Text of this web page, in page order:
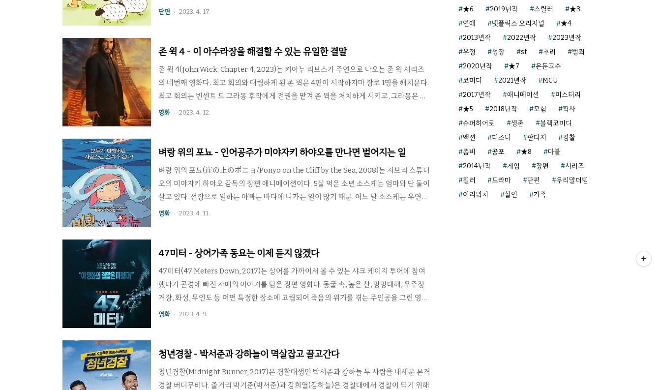
★6 2019년작 스릴러
★3
연애
넷플릭스 오리지널
★4
2013년작
2022년작
2023년작
우정
성장 sf 추리
범죄
2020년작
★7
은둔고수
코미디
2021년작
MCU
2017년작
애니메이션
미스터리
★5
2018년작 모험
픽사
슈퍼히어로
생존
블랙코미디
액션
디즈니 판타지
경찰
좀비
공포 ★8
마블
2014년작
게임 장편
시리즈
킬러
드라마 단편
우리말더빙
이리워치
살인 가족
지내려는 개에게 조금씩 마음을 열게 되는 양들. 그러나 여기에는 어마어마한 반전이 기다리
직전까지 개와 양들의 우정쌓기로 보이도록 이야기를 끌고 가고 있지만 결말을 보고 놀란 관
단편 2023. 4. 17.
존 윅 4 - 이 아수라장을 해결할 수 있는 유일한 결말
존 윅 4(John Wick: Chapter 4, 2023)는 키아누 리브스가 주연으로 나오는 존 윅 시리즈
의 네번째 영화다. 최고 회의와 대립하게 된 존 윅은 4편이 시작하자마 장로 1명을 해치운다.
최고 회의는 빈센트 드 그라몽 후작에게 전권을 맡겨 존 윅을 처치하게 시키고, 그라몽은 존
윅 주변의 인물들을 이용하여 그를 압박해 나간다. 그나마 남아있던 친구들도 희생되기 시작
이번에도 정말 악당들을 많이 죽이고 또 죽이고 또 죽인다. 존 윅 또한 마지막에 죽은 걸로 처
영화 2023. 4. 12.
벼랑 위의 포뇨 - 인어공주가 미야자키 하야오를 만나면 벌어지는 일
벼랑 위의 포뇨(崖の上のポニョ/Ponyo on the Cliff by the Sea, 2008)는 지브리 스튜디
오의 미야자키 하야오 감독의 장편 애니메이션이다. 5살 먹은 소년 소스케는 엄마와 단 둘이
살고 있다. 선장으로 일하는 아빠는 바다에 나가는 일이 많기 때문. 어느 날 소스케는 우연히
사람을 닮은 물고기를 구해주고 포뇨라는 이름을 붙인다. 그런데 포뇨는 보통 물고기가 아니
속한다는게 과연 합당한 일이냐를 제쳐두고 보면 지브리의 아름다운 그림체와 유려한 음악
영화 2023. 4. 11.
47미터 - 상어가족 동요는 이제 듣지 않겠다
47미터(47 Meters Down, 2017)는 상어를 가까이서 볼 수 있는 샤크 케이지 투어에 참여
했다가 곤경에 빠진 자매의 이야기를 담은 장편 영화다. 동굴 속, 높은 산, 망망대해, 우주정
거장, 화성, 무인도 등 어떤 특정한 장소에 고립되어 죽음의 위기를 겪는 주인공을 그린 영화
는 매우 많이 있다. 하지만 이 작품은 드넓은 바다 속에 있음에도 불구하고 주인공들은 갇혀
대명사 죠스(1975)보다는 동굴을 배경으로 한 영화 디센트(2005)와 비슷하지만 연출 솜씨
영화 2023. 4. 9.
청년경찰 - 박서준과 강하늘이 멱살잡고 끌고간다
청년경찰(Midnight Runner, 2017)은 경찰대생인 박서준과 강하늘 두 사람을 내세운 본격
경찰 버디무비다. 줄거리 박기준(박서준)과 강희열(강하늘)은 경찰대에서 경찰이 되기 위해